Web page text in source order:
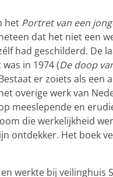
het Portret van een
dat het niet een
had geschilderd. De
in 1974 (De doop
er zoiets als een
overige werk van
meeslepende en
die werkelijkheid
ontdekker. Het boek
werkte bij veilinghuis